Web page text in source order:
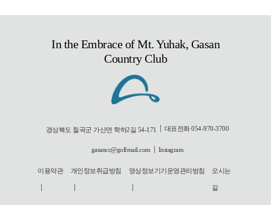
In the Embrace of Mt. Yuhak, Gasan
Country Club
경상북도 칠곡군 가산면 학하2길 54-171 대표전화 054-970-3700
gasancc@golfmail.com Instagram
이용약관 개인정보취급방침 영상정보기기운영관리방침 오시는
길